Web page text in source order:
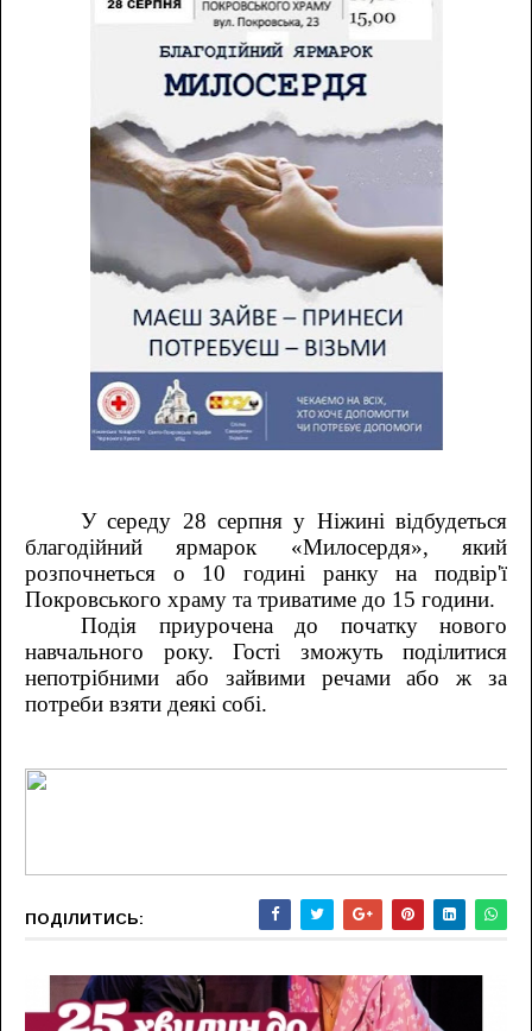
У середу 28 серпня у Ніжині відбудеться
благодійний ярмарок «Милосердя», який
розпочнеться о 10 годині ранку на подвір'ї
Покровського храму та триватиме до 15 години.
Подія приурочена до початку нового
навчального року. Гості зможуть поділитися
непотрібними або зайвими речами або ж за
потреби взяти деякі собі.
ПОДІЛИТИСЬ: